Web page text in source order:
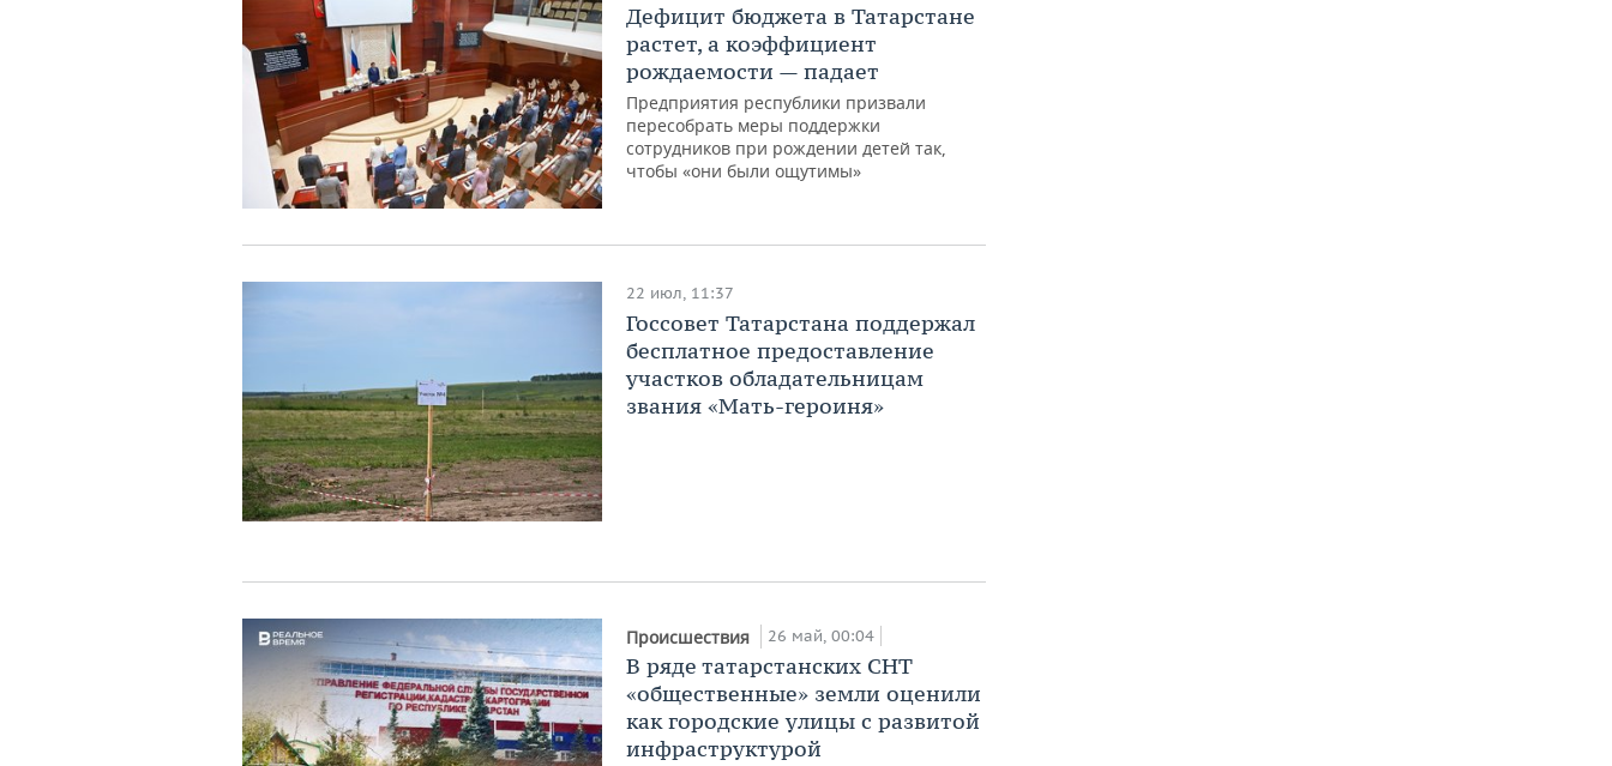
Дефицит бюджета в Татарстане
растет, а коэффициент
рождаемости — падает
Предприятия республики призвали
пересобрать меры поддержки
сотрудников при рождении детей так,
чтобы «они были ощутимы»
22 июл, 11:37
Госсовет Татарстана поддержал
бесплатное предоставление
участков обладательницам
звания «Мать-героиня»
Происшествия 26 май, 00:04
В ряде татарстанских СНТ
«общественные» земли оценили
как городские улицы с развитой
инфраструктурой